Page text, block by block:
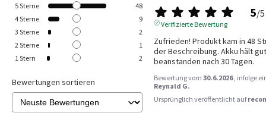
5Sterne
48
4Sterne
9
3 Sterne
2
2 Sterne
1
1 Stern 2
Bewertungen sortieren
5/5
Verifizierte Bewertung
Zufrieden! Produkt kam in 48
der Beschreibung. Akku hält
beanstanden nach 30 Tagen.
Bewertung vom 30.6.2026 , infolge
Reynald G.
Ursprünglich veröffentlicht auf